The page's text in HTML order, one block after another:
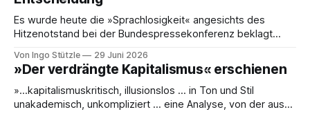
Es wurde heute die »Sprachlosigkeit« angesichts des
Hitzenotstand bei der Bundespressekonferenz beklagt
DLF. In den 1960er-Jahren entwickelten Bachrach/Baratz
das Konzept der »Nicht-Entscheidungen«, um zu verstehen,
wie in einer Gesellschaft und ihrer herrschenden Politik
Sachverhalte verhandelt werden, die politisch nicht
Von Ingo Stützle 29 Juni 2026
»Der verdrängte Kapitalismus« erschienen
»…kapitalismuskritisch, illusionslos … in Ton und Stil
unakademisch, unkompliziert … eine Analyse, von der aus